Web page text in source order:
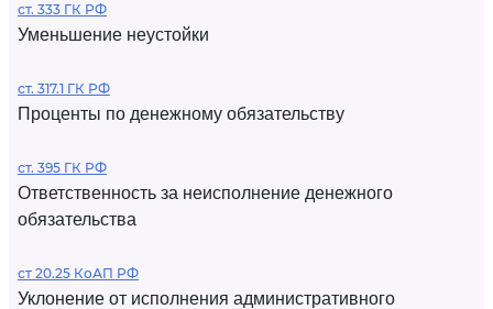
ст. 333 ГК РФ
Уменьшение неустойки
ст. 317.1 ГК РФ
Проценты по денежному обязательству
ст. 395 ГК РФ
Ответственность за неисполнение денежного
обязательства
ст 20.25 КоАП РФ
Уклонение от исполнения административного